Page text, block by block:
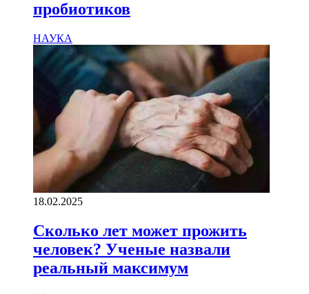
пробиотиков
НАУКА
18.02.2025
Сколько лет может прожить
человек? Ученые назвали
реальный максимум